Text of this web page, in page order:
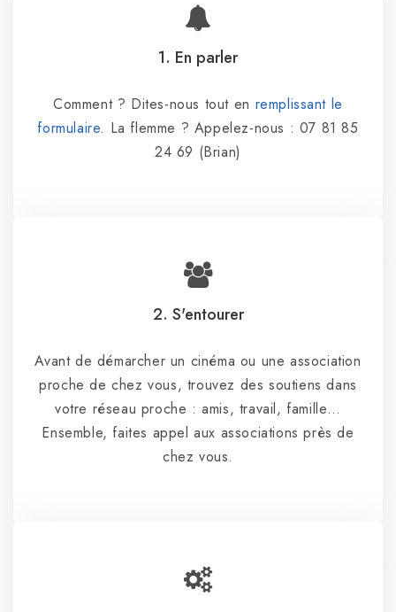
1. En parler
Comment ? Dites-nous tout en remplissant le
formulaire. La flemme ? Appelez-nous : 07 81 85
24 69 (Brian)
2. S'entourer
Avant de démarcher un cinéma ou une association
proche de chez vous, trouvez des soutiens dans
votre réseau proche : amis, travail, famille…
Ensemble, faites appel aux associations près de
chez vous.